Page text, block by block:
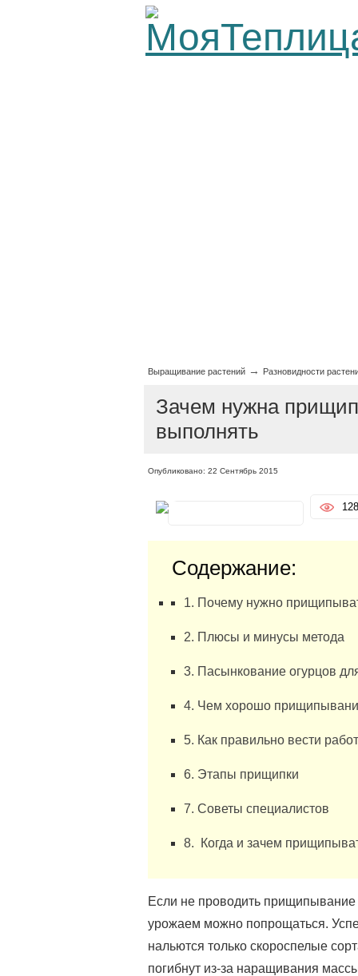
Выращивание растений→ Разновидности
Зачем нужна
выполнять
Опубликовано: 22 Сентябрь 2015
Содержание:
1. Почему нужно
2. Плюсы и минусы метода
3. Пасынкование огурцов
4. Чем хорошо
5. Как правильно вести
6. Этапы прищипки
7. Советы специалистов
8. Когда и зачем
Если не проводить
урожаем можно попрощаться.
нальются только скороспелые
погибнут из-за наращивания